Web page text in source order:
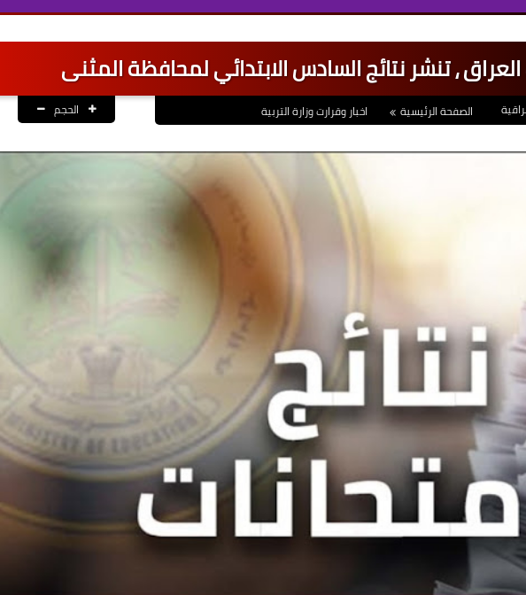
، تنشر نتائج السادس الابتدائي لمحافظة المثنى
الصفحة الرئيسية اخبار وقرارت وزارة التربية الحجم